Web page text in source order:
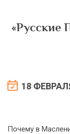
«Русские
18
Почему в